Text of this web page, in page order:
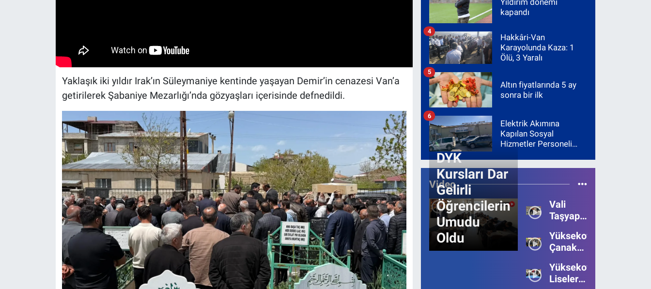
Yaklaşık iki yıldır Irak’ın Süleymaniye kentinde yaşayan Demir’in cenazesi Van’a
getirilerek Şabaniye Mezarlığı’nda gözyaşları içerisinde defnedildi.
kapandı
Hakkâri-Van
Karayolunda Kaza: 1
Ölü, 3 Yaralı
4
Altın fiyatlarında 5 ay
sonra bir ilk
5
Elektrik Akımına
Kapılan Sosyal
Hizmetler Personeli
6
Video
DYK
Kursları Dar
Gelirli
Öğrencilerin
Umudu
Oldu
Vali
Taşyapan,
Bölgesinde
İncelemelerde
Bulundu
Yüksekova’da
Çanakkale
111.Yılı
Kutlandı
Yüksekova’da
Liseler